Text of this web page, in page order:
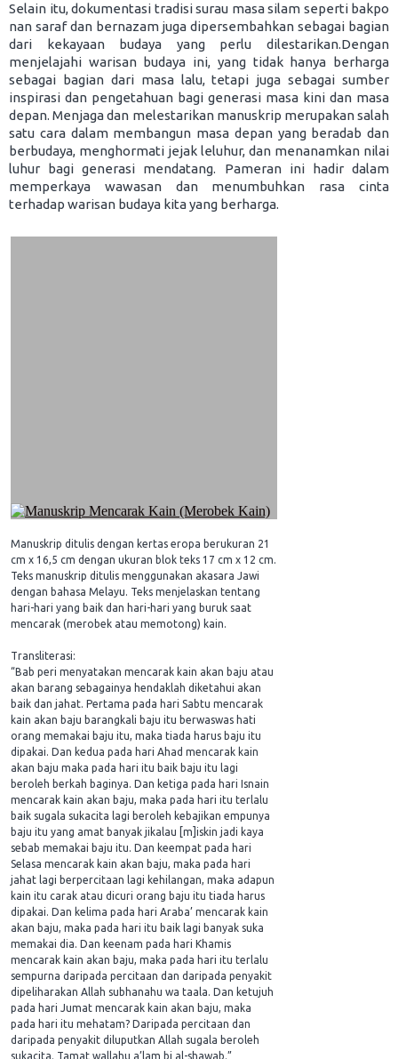
Selain itu, dokumentasi tradisi surau masa silam seperti bakpo
nan saraf dan bernazam juga dipersembahkan sebagai bagian
dari kekayaan budaya yang perlu dilestarikan.Dengan
menjelajahi warisan budaya ini, yang tidak hanya berharga
sebagai bagian dari masa lalu, tetapi juga sebagai sumber
inspirasi dan pengetahuan bagi generasi masa kini dan masa
depan. Menjaga dan melestarikan manuskrip merupakan salah
satu cara dalam membangun masa depan yang beradab dan
berbudaya, menghormati jejak leluhur, dan menanamkan nilai
luhur bagi generasi mendatang. Pameran ini hadir dalam
memperkaya wawasan dan menumbuhkan rasa cinta
terhadap warisan budaya kita yang berharga.
Manuskrip ditulis dengan kertas eropa berukuran 21
cm x 16,5 cm dengan ukuran blok teks 17 cm x 12 cm.
Teks manuskrip ditulis menggunakan akasara Jawi
dengan bahasa Melayu. Teks menjelaskan tentang
hari-hari yang baik dan hari-hari yang buruk saat
mencarak (merobek atau memotong) kain.
Transliterasi:
“Bab peri menyatakan mencarak kain akan baju atau
akan barang sebagainya hendaklah diketahui akan
baik dan jahat. Pertama pada hari Sabtu mencarak
kain akan baju barangkali baju itu berwaswas hati
orang memakai baju itu, maka tiada harus baju itu
dipakai. Dan kedua pada hari Ahad mencarak kain
akan baju maka pada hari itu baik baju itu lagi
beroleh berkah baginya. Dan ketiga pada hari Isnain
mencarak kain akan baju, maka pada hari itu terlalu
baik sugala sukacita lagi beroleh kebajikan empunya
baju itu yang amat banyak jikalau [m]iskin jadi kaya
sebab memakai baju itu. Dan keempat pada hari
Selasa mencarak kain akan baju, maka pada hari
jahat lagi berpercitaan lagi kehilangan, maka adapun
kain itu carak atau dicuri orang baju itu tiada harus
dipakai. Dan kelima pada hari Araba’ mencarak kain
akan baju, maka pada hari itu baik lagi banyak suka
memakai dia. Dan keenam pada hari Khamis
mencarak kain akan baju, maka pada hari itu terlalu
sempurna daripada percitaan dan daripada penyakit
dipeliharakan Allah subhanahu wa taala. Dan ketujuh
pada hari Jumat mencarak kain akan baju, maka
pada hari itu mehatam? Daripada percitaan dan
daripada penyakit diluputkan Allah sugala beroleh
sukacita. Tamat wallahu a’lam bi al-shawab.”